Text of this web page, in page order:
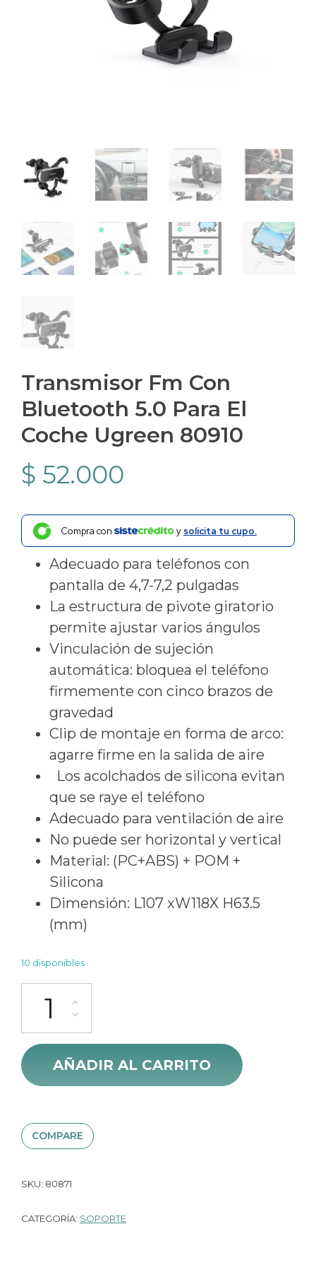
Transmisor Fm Con
Bluetooth 5.0 Para El
Coche Ugreen 80910
$ 52.000
Compra con y solicita tu cupo.
Adecuado para teléfonos con
pantalla de 4,7-7,2 pulgadas
La estructura de pivote giratorio
permite ajustar varios ángulos
Vinculación de sujeción
automática: bloquea el teléfono
firmemente con cinco brazos de
gravedad
Clip de montaje en forma de arco:
agarre firme en la salida de aire
Los acolchados de silicona evitan
que se raye el teléfono
Adecuado para ventilación de aire
No puede ser horizontal y vertical
Material: (PC+ABS) + POM +
Silicona
Dimensión: L107 xW118X H63.5
(mm)
10 disponibles
AÑADIR AL CARRITO
COMPARE
SKU: 80871
CATEGORÍA: SOPORTE